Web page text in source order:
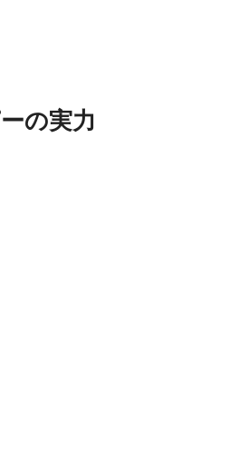
の実力